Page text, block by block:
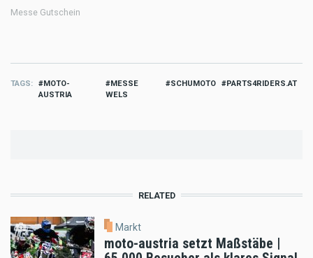
Messe Gutschein
TAGS
MOTO-
AUSTRIA
MESSE
WELS
SCHUMOTO PARTS4RIDERS.AT
RELATED
Markt
moto-austria setzt Maßstäbe |